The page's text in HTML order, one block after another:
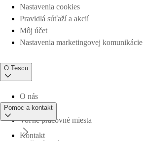
Nastavenia cookies
Pravidlá súťaží a akcií
Môj účet
Nastavenia marketingovej komunikácie
O Tescu
O nás
Voľné pracovné miesta
Pomoc a kontakt
Kontakt